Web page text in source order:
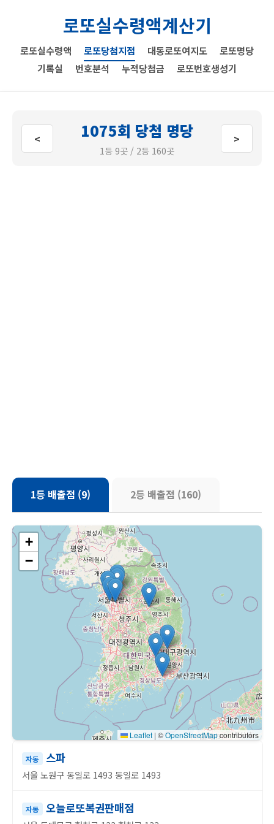
로또실수령액계산기
로또실수령액 로또당첨지점 대동로또여지도
로또명당
기록실
번호분석 누적당첨금 로또번호생성기
< 1075회 당첨 명당
1등 9곳 / 2등 160곳
>
1등 배출점 (9) 2등 배출점 (160)
자동 스파
서울 노원구 동일로 1493 동일로 1493
자동 오늘로또복권판매점
+
−
Leaflet | ©OpenStreetMapcontributors